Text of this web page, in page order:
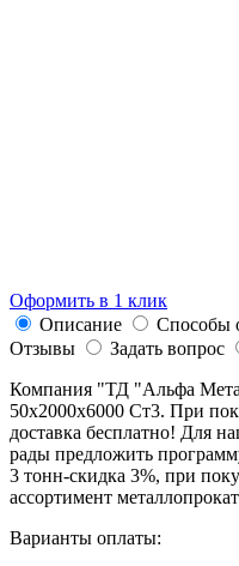
Оформить в 1 клик
Описание
Способы
Отзывы
Задать вопрос
Компания "ТД "Альфа
50х2000х6000 Ст3. При
доставка бесплатно! Для
рады предложить
3 тонн-скидка 3%, при
ассортимент
Варианты оплаты: